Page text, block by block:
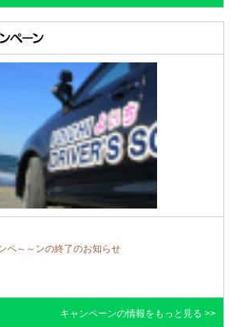
休校日
10/2（木）
月休校日
10/2（木）
休校日
校日
8/6（木）
学校は何時間で卒業？AT57時限の最短プラン
ダル運転は違反？反則金6千円の条件と危険な履物
8/4（火）
めての車選び！軽自動車・コンパクトカーの魅力
ペ～～ンの終了のお知らせ
キャンペーンの情報をもっと見る >>